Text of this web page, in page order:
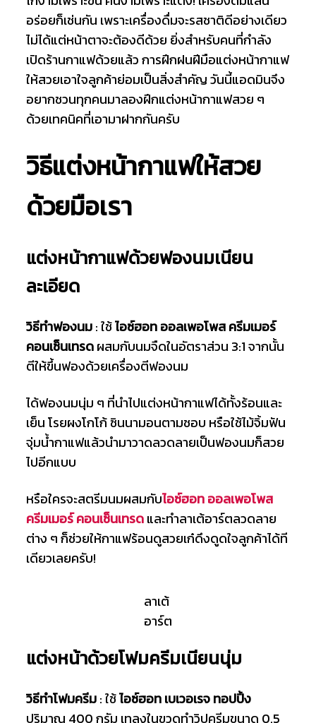
อร่อยก็เช่นกัน เพราะเครื่องดื่มจะรสชาติดีอย่างเดียว
ไม่ได้แต่หน้าตาจะต้องดีด้วย ยิ่งสำหรับคนที่กำลัง
เปิดร้านกาแฟด้วยแล้ว การฝึกฝนฝีมือแต่งหน้ากาแฟ
ให้สวยเอาใจลูกค้าย่อมเป็นสิ่งสำคัญ วันนี้แอดมินจึง
อยากชวนทุกคนมาลองฝึกแต่งหน้ากาแฟสวย ๆ
ด้วยเทคนิคที่เอามาฝากกันครับ
วิธีแต่งหน้ากาแฟให้สวย
ด้วยมือเรา
แต่งหน้ากาแฟด้วยฟองนมเนียน
ละเอียด
วิธีทำฟองนม: ใช้ไอซ์ฮอท ออลเพอโพส ครีมเมอร์
คอนเซ็นเทรดผสมกับนมจืดในอัตราส่วน 3:1 จากนั้น
ตีให้ขึ้นฟองด้วยเครื่องตีฟองนม
ได้ฟองนมนุ่ม ๆ ที่นำไปแต่งหน้ากาแฟได้ทั้งร้อนและ
เย็น โรยผงโกโก้ ซินนามอนตามชอบ หรือใช้ไม้จิ้มฟัน
จุ่มน้ำกาแฟแล้วนำมาวาดลวดลายเป็นฟองนมก็สวย
ไปอีกแบบ
หรือใครจะสตรีมนมผสมกับไอซ์ฮอท ออลเพอโพส
ครีมเมอร์ คอนเซ็นเทรดและทำลาเต้อาร์ตลวดลาย
ต่าง ๆ ก็ช่วยให้กาแฟร้อนดูสวยเก๋ดึงดูดใจลูกค้าได้ที
เดียวเลยครับ!
ลาเต้
อาร์ต
แต่งหน้าด้วยโฟมครีมเนียนนุ่ม
วิธีทำโฟมครีม: ใช้ไอซ์ฮอท เบเวอเรจ ทอปปิ้ง
ปริมาณ 400 กรัม เทลงในขวดทำวิปครีมขนาด 0.5